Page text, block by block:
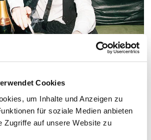
Cookies
um Inhalte und Anzeigen zu
für soziale Medien anbieten
Zugriffe auf unsere Website zu